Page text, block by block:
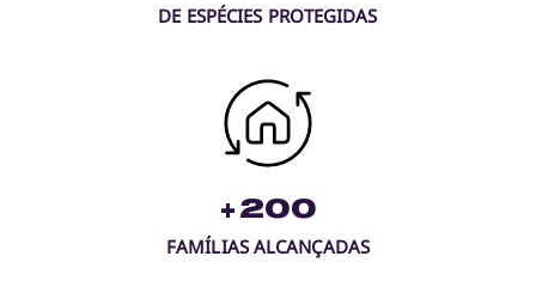
DE ESPÉCIES PROTEGIDAS
+200
FAMÍLIAS ALCANÇADAS